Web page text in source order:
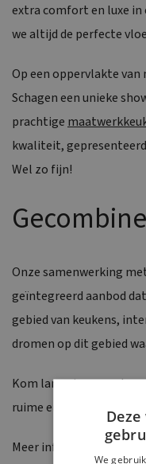
extra comfort en luxe in
we altijd de perfecte
Op een oppervlakte van
Schagen een unieke
prachtige
kwaliteit,
Wel zo fijn!
Onze samenwerking
geïntegreerd aanbod
gebied van keukens,
dromen op dit gebied
Kom langs in onze
ruime en originele
Meer informatie over
We